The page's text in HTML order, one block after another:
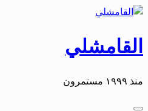
التخطي
المحتوى
القامشلي
منذ ١٩٩٩ مستمرون